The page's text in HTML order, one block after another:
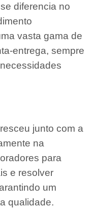
diferencia no
vasta gama de
entrega, sempre
junto com a
na
para
e resolver
um
qualidade.